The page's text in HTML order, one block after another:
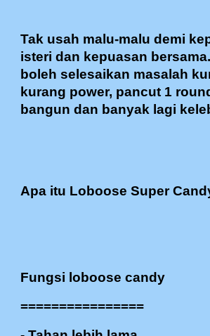
Tak usah malu-malu demi
isteri dan kepuasan
boleh selesaikan masalah
kurang power, pancut 1
bangun dan banyak lagi
Apa itu Loboose Super
Fungsi loboose candy
================